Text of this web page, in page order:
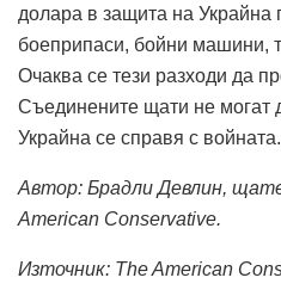
долара в защита на
боеприпаси, бойни машини,
Очаква се тези разходи да
Съединените щати не могат
Украйна се справя с войната.
Автор: Брадли Девлин,
American Conservative.
Източник: The American